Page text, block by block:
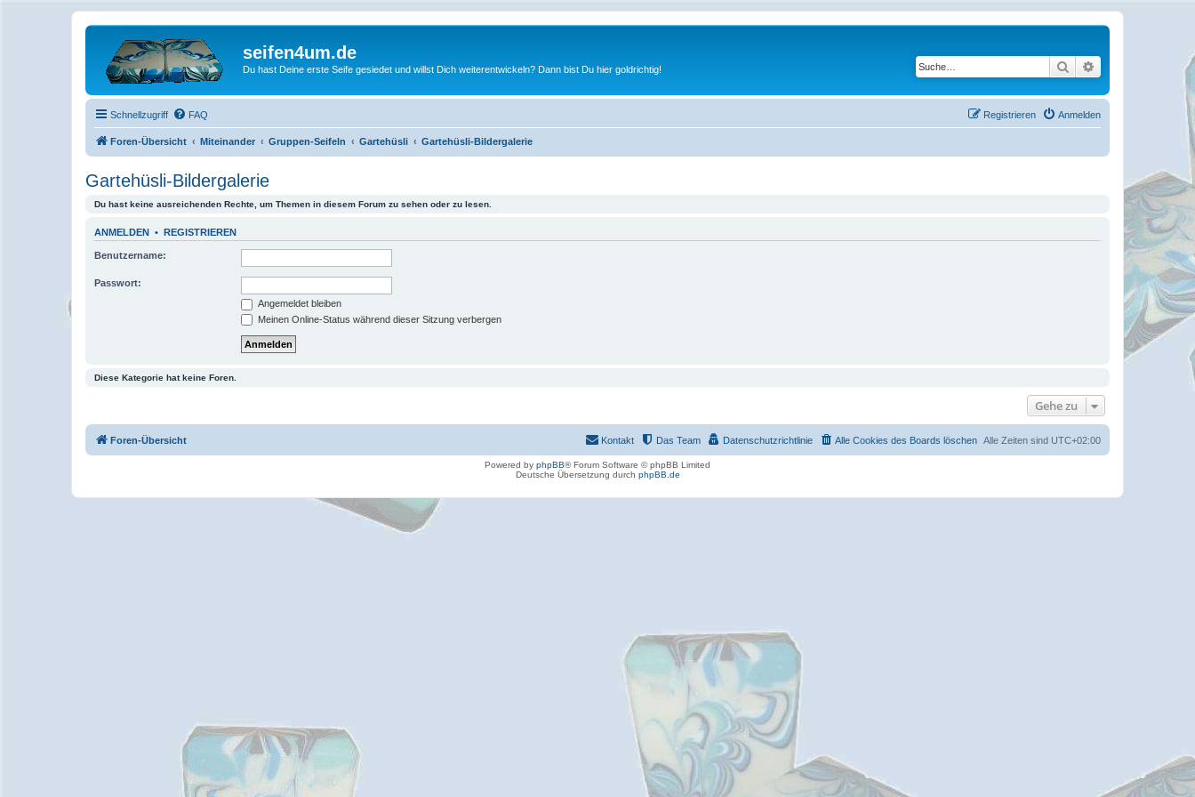
seifen4um.de
Du hast Deine erste Seife gesiedet und willst Dich weiterentwickeln? Dann bist Du hier goldrichtig! Suche Erweiterte Suche
Schnellzugriff FAQ Anmelden
Registrieren
Foren-Übersicht Miteinander Gruppen-Seifeln Gartehüsli Gartehüsli-Bildergalerie
Gartehüsli-Bildergalerie
Du hast keine ausreichenden Rechte, um Themen in diesem Forum zu sehen oder zu lesen.
ANMELDEN • REGISTRIEREN
Benutzername:
Passwort:
Angemeldet bleiben
Meinen Online-Status während dieser Sitzung verbergen
Diese Kategorie hat keine Foren.
Gehe zu
Foren-Übersicht Alle Zeiten sind UTC+02:00
Alle Cookies des Boards löschen
Datenschutzrichtlinie
Das Team
Kontakt
Powered by phpBB® Forum Software © phpBB Limited
Deutsche Übersetzung durch phpBB.de